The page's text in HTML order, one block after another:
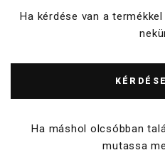
Ha kérdése van a
Ha máshol olcsóbban
mutassa